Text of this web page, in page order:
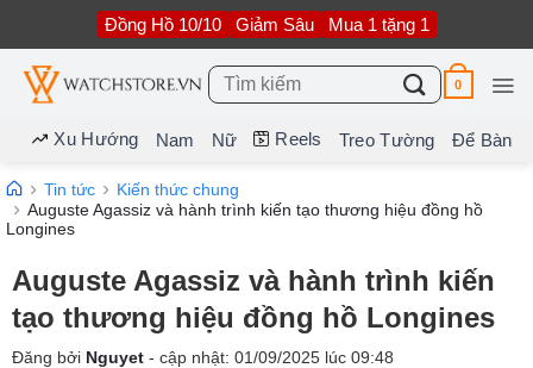
nội
dung
Đồng Hồ 10/10 Giảm Sâu Mua 1 tặng 1
Tìm
kiếm:
0
Xu Hướng Nam Nữ Reels Treo Tường Để Bàn
Tin tức
Kiến thức chung
Auguste Agassiz và hành trình kiến tạo thương hiệu đồng hồ
Longines
Auguste Agassiz và hành trình kiến
tạo thương hiệu đồng hồ Longines
Đăng bởi Nguyet - cập nhật: 01/09/2025 lúc 09:48